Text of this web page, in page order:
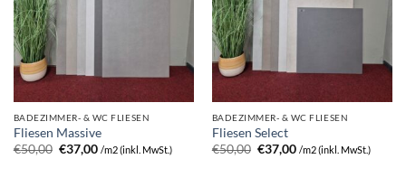
BADEZIMMER- & WC FLIESEN
Fliesen Massive
€50,00 Ursprünglicher
Preis
€37,00Aktueller
Preis
/m2 (inkl. MwSt.)
BADEZIMMER- & WC FLIESEN
Fliesen Select
€50,00 Ursprünglicher
Preis
€37,00Aktueller
Preis
/m2 (inkl. MwSt.)